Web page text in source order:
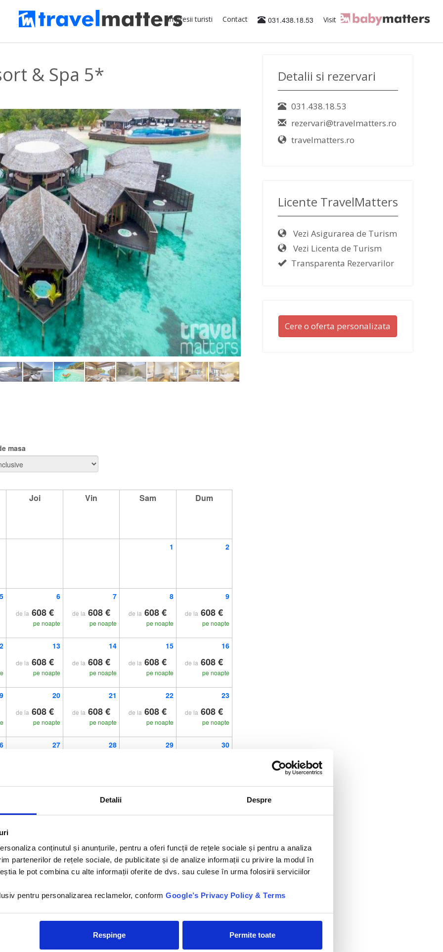
Detalii Despre
conținutul și anunțurile, pentru a oferi funcții de rețele sociale și pentru a analiza
partenerilor de rețele sociale, de publicitate și de analize informații cu privire la modul în
le pot combina cu alte informații oferite de dvs. sau culese în urma folosirii serviciilor
pentru personalizarea reclamelor, conform Google’s Privacy Policy & Terms
Respinge Permite toate
Impresii turisti Contact 031.438.18.53 Visit
& Spa 5*
masa
Joi Vin Sam Dum
1 2
5 6
de la 608 €
pe noapte
7
de la 608 €
pe noapte
8
de la 608 €
pe noapte
9
de la 608 €
pe noapte
13
de la 608 €
pe noapte
14
de la 608 €
pe noapte
15
de la 608 €
pe noapte
16
de la 608 €
pe noapte
20
de la 608 €
pe noapte
21
de la 608 €
pe noapte
22
de la 608 €
pe noapte
23
de la 608 €
pe noapte
27 28 29 30
in atolul Ari, la 25 de minute cu hidroavionul de Aeroportul
metri lungime și 110 metri lăţime. La centrul spa Tamara, oaspeții sunt
miscarea se imbina la centrul de fitness și pe terenurile de tenis. De
și are o zonă cu recife de corali. Amplasarea convenabilă a complexului
scufundări. Restaurantul în aer liber Lily Maa ofera o vedere
pe tot parcursul zilei, alături de o selecție de 70 de tipuri de vin premium.
și chineză, iar The Wave serveşte homar proaspăt.
Detalii si rezervari
031.438.18.53
rezervari@travelmatters.ro
travelmatters.ro
Licente TravelMatters
Vezi Asigurarea de Turism
Vezi Licenta de Turism
Transparenta Rezervarilor
Cere o oferta personalizata